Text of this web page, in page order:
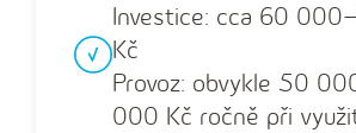
Investice: cca 60
Kč
Provoz: obvykle 50
000 Kč ročně při